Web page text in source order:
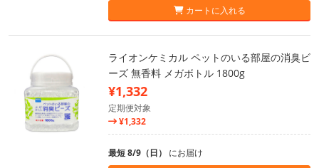
カートに入れる
ライオンケミカル ペットのいる部屋の消臭ビ
ーズ 無香料 メガボトル 1800g
¥1,332
定期便対象
¥1,332
最短 8/9（日） にお届け